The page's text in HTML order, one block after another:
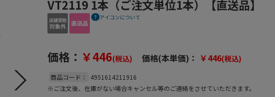
VT2119 1本（ご注文単位1本）【直送品】
アイコンについて
価格： ￥446(税込) 価格(本単価)： ￥446(税込)
商品コード：
4951614211916
※ご注文後、在庫がない場合キャンセル等のご連絡をさせていただきます。